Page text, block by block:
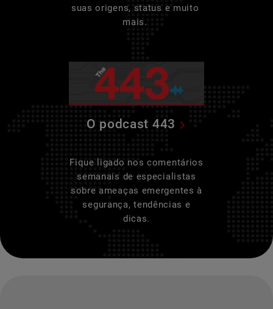
suas origens, status e muito
mais.
O podcast 443
Fique ligado nos comentários
semanais de especialistas
sobre ameaças emergentes à
segurança, tendências e
dicas.